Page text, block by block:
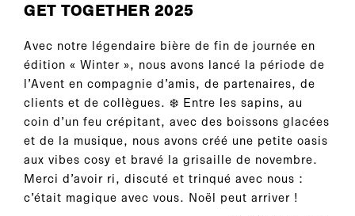
GET TOGETHER 2025
Avec notre légendaire bière de fin de journée en
édition « Winter », nous avons lancé la période de
l’Avent en compagnie d’amis, de partenaires, de
clients et de collègues. ❄️ Entre les sapins, au
coin d’un feu crépitant, avec des boissons glacées
et de la musique, nous avons créé une petite oasis
aux vibes cosy et bravé la grisaille de novembre.
Merci d’avoir ri, discuté et trinqué avec nous :
c’était magique avec vous. Noël peut arriver !